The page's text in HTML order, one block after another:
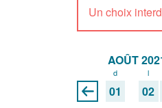
Un choix
AOÛT
d
01
l
02